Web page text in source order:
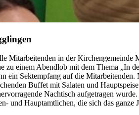
Mitarbeitenden in der Kirchengemeinde
zu einem Abendlob mit dem Thema „In
ein Sektempfang auf die
Buffet mit Salaten und
Nachtisch aufgetragen
und Hauptamtlichen, die sich das